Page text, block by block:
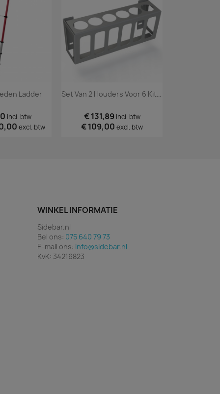
Ladder
incl. btw
excl. btw
€ 131,89 incl. btw
€ 109,00 excl. btw
WINKEL INFORMATIE
Sidebar.nl
Bel ons: 075 640 79 73
E-mail ons: info@sidebar.nl
KvK: 34216823